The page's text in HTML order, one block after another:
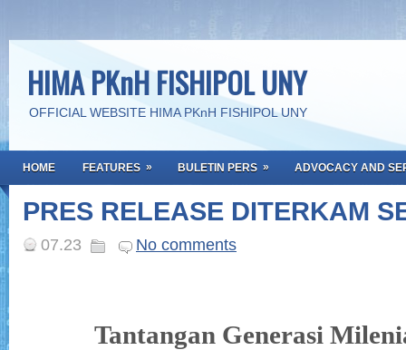
HIMA PKnH FISHIPOL UNY
OFFICIAL WEBSITE HIMA PKnH FISHIPOL UNY
HOME FEATURES » BULETIN PERS » ADVOCACY AND
PRES RELEASE DITERKAM
07.23 No comments
Tantangan Generasi